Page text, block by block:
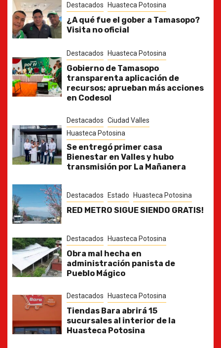
Destacados Huasteca Potosina
¿A qué fue el gober a Tamasopo?
Visita no oficial
Destacados Huasteca Potosina
Gobierno de Tamasopo
transparenta aplicación de
recursos; aprueban más acciones
en Codesol
Destacados Ciudad Valles
Huasteca Potosina
Se entregó primer casa
Bienestar en Valles y hubo
transmisión por La Mañanera
Destacados Estado Huasteca Potosina
RED METRO SIGUE SIENDO GRATIS!
Destacados Huasteca Potosina
Obra mal hecha en
administración panista de
Pueblo Mágico
Destacados Huasteca Potosina
Tiendas Bara abrirá 15
sucursales al interior de la
Huasteca Potosina